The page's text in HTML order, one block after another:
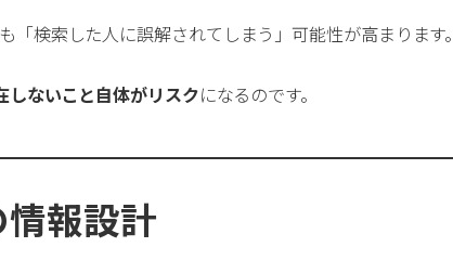
検索した人に誤解されてしまう」可能性が高まります。
しないこと自体がリスクになるのです。
報設計